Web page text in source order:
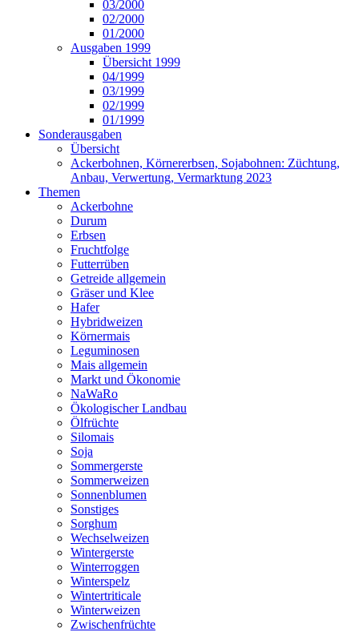
03/2000
02/2000
01/2000
Ausgaben 1999
Übersicht 1999
04/1999
03/1999
02/1999
01/1999
Sonderausgaben
Übersicht
Ackerbohnen, Körnererbsen, Sojabohnen: Züchtung,
Anbau, Verwertung, Vermarktung 2023
Themen
Ackerbohne
Durum
Erbsen
Fruchtfolge
Futterrüben
Getreide allgemein
Gräser und Klee
Hafer
Hybridweizen
Körnermais
Leguminosen
Mais allgemein
Markt und Ökonomie
NaWaRo
Ökologischer Landbau
Ölfrüchte
Silomais
Soja
Sommergerste
Sommerweizen
Sonnenblumen
Sonstiges
Sorghum
Wechselweizen
Wintergerste
Winterroggen
Winterspelz
Wintertriticale
Winterweizen
Zwischenfrüchte